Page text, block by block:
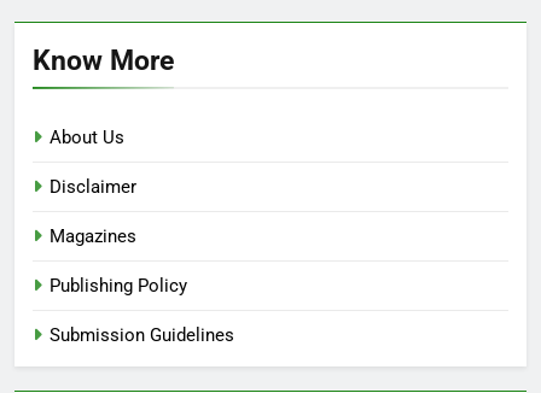
Know More
About Us
Disclaimer
Magazines
Publishing Policy
Submission Guidelines